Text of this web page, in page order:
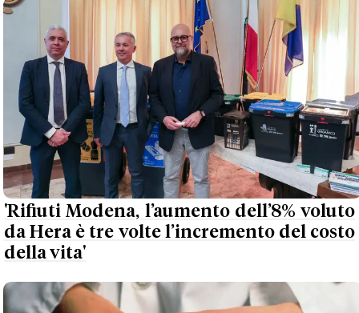
'Rifiuti Modena, l’aumento dell’8% voluto
da Hera è tre volte l’incremento del costo
della vita'